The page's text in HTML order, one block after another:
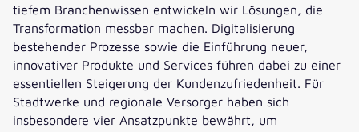
tiefem Branchenwissen entwickeln wir Lösungen, die
Transformation messbar machen. Digitalisierung
bestehender Prozesse sowie die Einführung neuer,
innovativer Produkte und Services führen dabei zu einer
essentiellen Steigerung der Kundenzufriedenheit. Für
Stadtwerke und regionale Versorger haben sich
insbesondere vier Ansatzpunkte bewährt, um